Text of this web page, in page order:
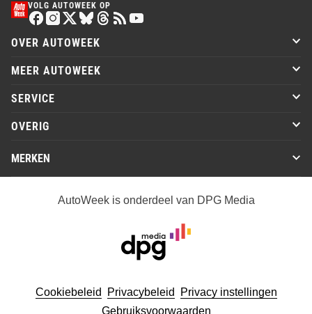
VOLG AUTOWEEK OP
OVER AUTOWEEK
MEER AUTOWEEK
SERVICE
OVERIG
MERKEN
AutoWeek is onderdeel van DPG Media
Cookiebeleid Privacybeleid
Privacy instellingen
Gebruiksvoorwaarden